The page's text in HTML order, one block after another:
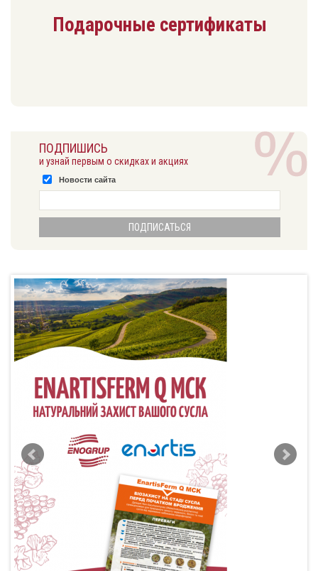
Подарочные сертификаты
ПОДПИШИСЬ
и узнай первым о скидках и акциях
Новости сайта